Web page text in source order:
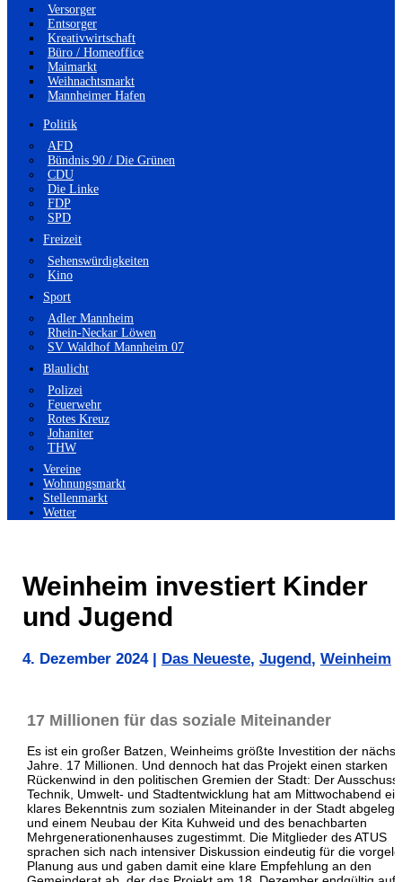
Versorger
Entsorger
Kreativwirtschaft
Büro / Homeoffice
Maimarkt
Weihnachtsmarkt
Mannheimer Hafen
Politik
AFD
Bündnis 90 / Die Grünen
CDU
Die Linke
FDP
SPD
Freizeit
Sehenswürdigkeiten
Kino
Sport
Adler Mannheim
Rhein-Neckar Löwen
SV Waldhof Mannheim 07
Blaulicht
Polizei
Feuerwehr
Rotes Kreuz
Johaniter
THW
Vereine
Wohnungsmarkt
Stellenmarkt
Wetter
Weinheim investiert Kinder
und Jugend
4. Dezember 2024| Das Neueste, Jugend , Weinheim
17 Millionen für das soziale Miteinander
Es ist ein großer Batzen, Weinheims größte Investition der
Jahre. 17 Millionen. Und dennoch hat das Projekt einen starken
Rückenwind in den politischen Gremien der Stadt: Der Ausschuss
Technik, Umwelt- und Stadtentwicklung hat am Mittwochabend ein
klares Bekenntnis zum sozialen Miteinander in der Stadt abgelegt
und einem Neubau der Kita Kuhweid und des benachbarten
Mehrgenerationenhauses zugestimmt. Die Mitglieder des ATUS
sprachen sich nach intensiver Diskussion eindeutig für die
Planung aus und gaben damit eine klare Empfehlung an den